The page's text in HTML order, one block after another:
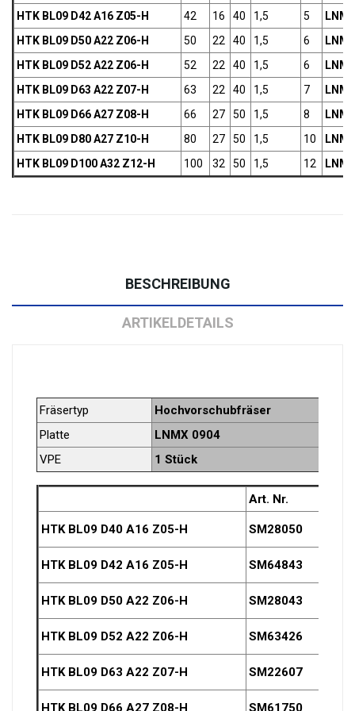
HTK BL09 D42 A16 Z05-H
42 16 40 1,5 5
HTK BL09 D50 A22 Z06-H 50 22 40 1,5 6
HTK BL09 D52 A22 Z06-H 52 22 40 1,5 6
HTK BL09 D63 A22 Z07-H 63 22 40 1,5 7
HTK BL09 D66 A27 Z08-H 66 27 50 1,5 8
HTK BL09 D80 A27 Z10-H 80 27 50 1,5 10
HTK BL09 D100 A32 Z12-H 100 32 50 1,5 12
BESCHREIBUNG
ARTIKELDETAILS
Fräsertyp
Hochvorschubfräser
Platte
LNMX 0904
VPE
1 Stück
Art. Nr.
HTK BL09 D40 A16 Z05-H SM28050
HTK BL09 D42 A16 Z05-H SM64843
HTK BL09 D50 A22 Z06-H SM28043
HTK BL09 D52 A22 Z06-H SM63426
HTK BL09 D63 A22 Z07-H SM22607
HTK BL09 D66 A27 Z08-H SM61750